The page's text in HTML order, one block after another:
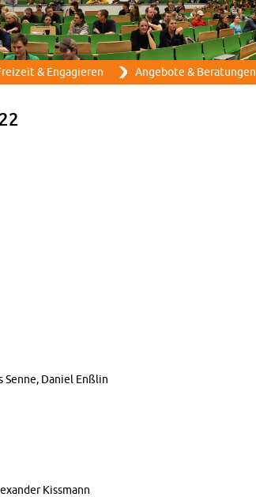
Direkt zum Inhalt
& En­ga­gie­ren An­ge­bo­te & Be­ra­tun­gen
Senne, Da­ni­el Enß­lin
Kiss­mann